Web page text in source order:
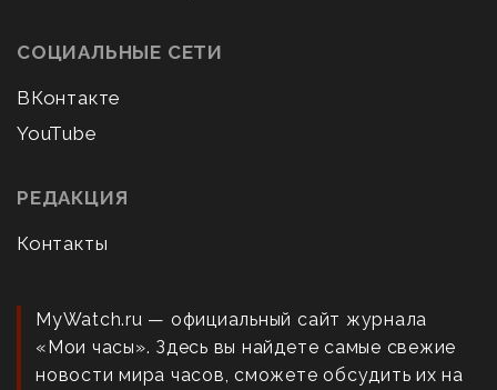
СОЦИАЛЬНЫЕ СЕТИ
ВКонтакте
YouTube
РЕДАКЦИЯ
Контакты
MyWatch.ru — официальный сайт журнала
«Мои часы». Здесь вы найдете самые свежие
новости мира часов, сможете обсудить их на